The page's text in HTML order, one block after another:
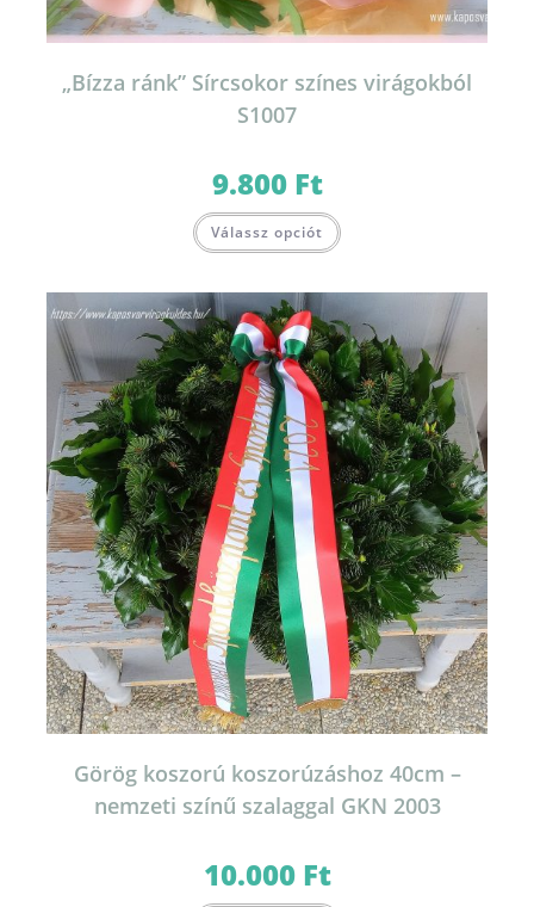
„Bízza ránk” Sírcsokor színes virágokból
S1007
9.800 Ft
Válassz opciót
Görög koszorú koszorúzáshoz 40cm –
nemzeti színű szalaggal GKN 2003
10.000 Ft